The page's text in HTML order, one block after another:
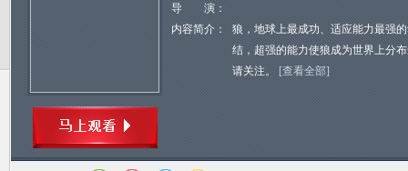
导 演：
内容简介：
狼，地球上最成功、适应能力最强
结，超强的能力使狼成为世界上分
请关注。
[查看全部]